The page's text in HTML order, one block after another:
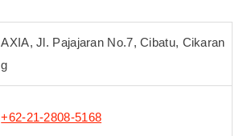
AXIA, Jl. Pajajaran No.7, Cibatu, Cikaran
g
+62-21-2808-5168